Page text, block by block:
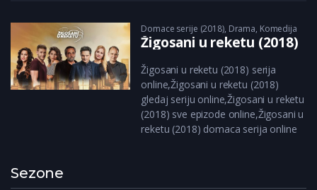
Domace serije (2018), Drama, Komedija
Žigosani u reketu (2018)
Žigosani u reketu (2018) serija
online,Žigosani u reketu (2018)
gledaj seriju online,Žigosani u reketu
(2018) sve epizode online,Žigosani u
reketu (2018) domaca serija online
Sezone